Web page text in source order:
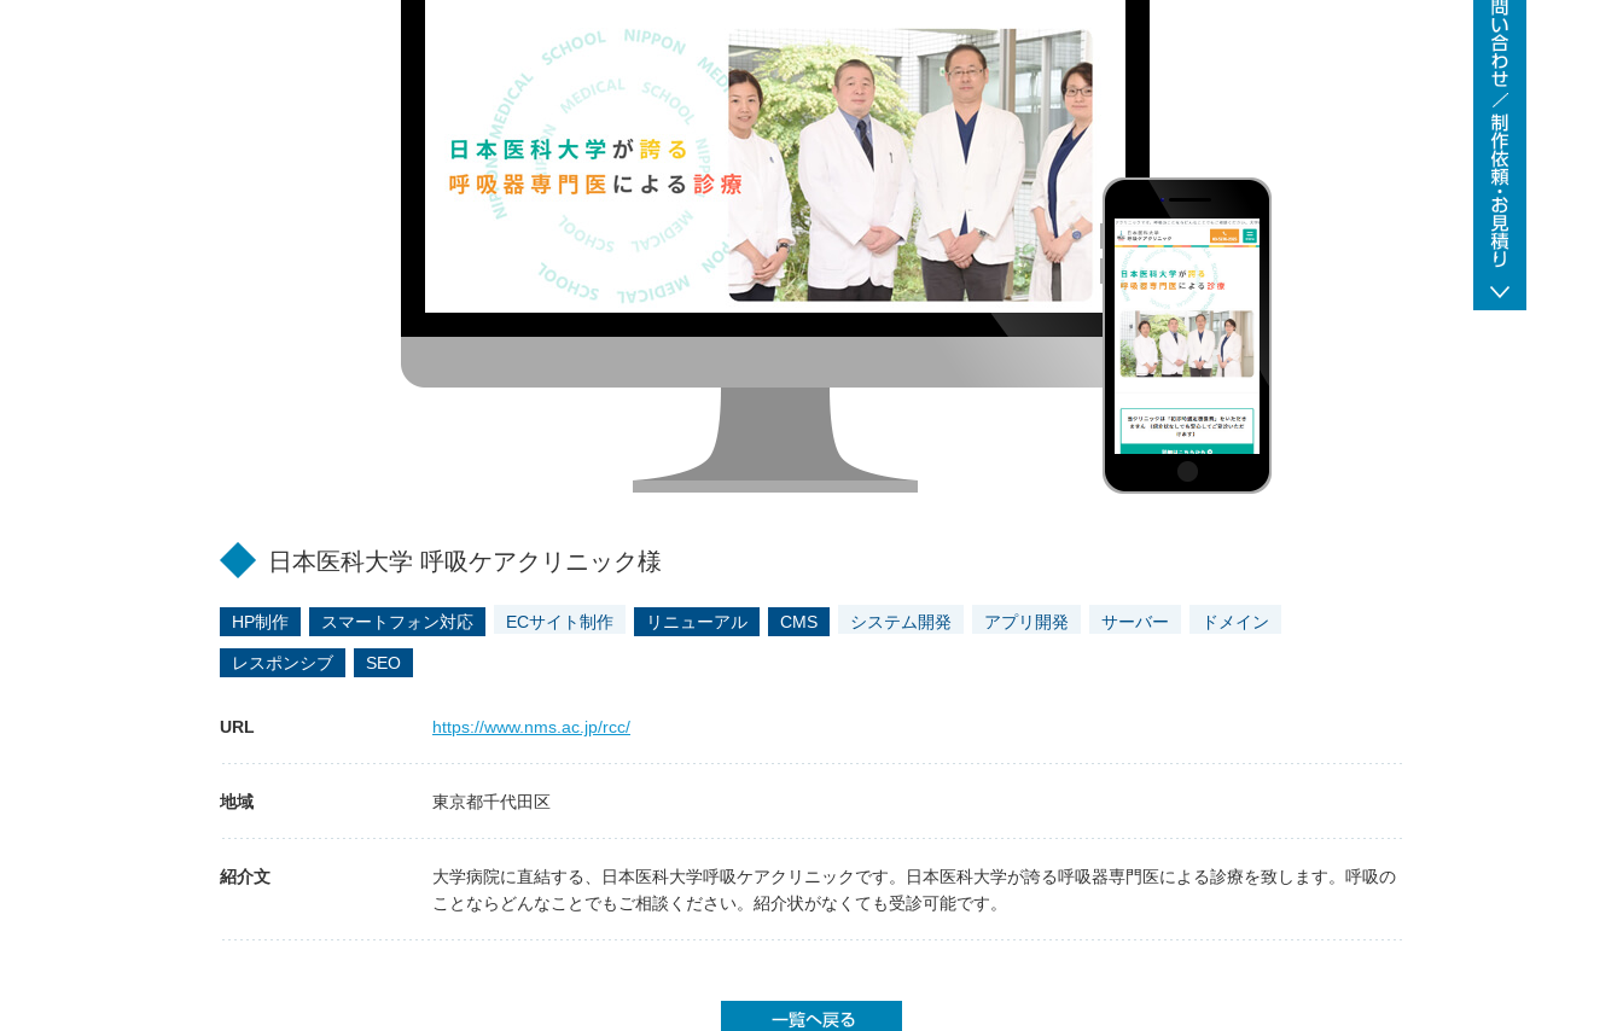
日本医科大学 呼吸ケアクリニック様
HP制作 スマートフォン対応 ECサイト制作 リニューアル CMS システム開発 アプリ開発 サーバー ドメイン
レスポンシブ SEO
URL https://www.nms.ac.jp/rcc/
地域 東京都千代田区
紹介文
大学病院に直結する、日本医科大学呼吸ケアクリニックです。日本医科大学が誇る呼吸器専門医による診療を致します。呼吸の
ことならどんなことでもご相談ください。紹介状がなくても受診可能です。